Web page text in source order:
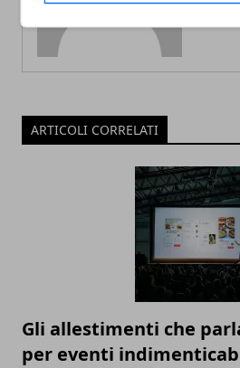
ARTICOLI CORRELATI
Gli allestimenti che
per eventi